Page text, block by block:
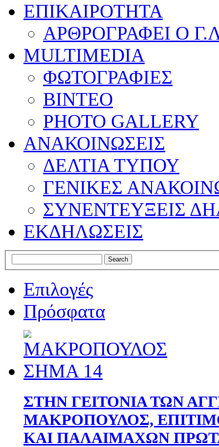
ΕΠΙΚΑΙΡΟΤΗΤΑ
ΑΡΘΡΟΓΡΑΦΕΙ Ο
MULTIMEDIA
ΦΩΤΟΓΡΑΦΙΕΣ
ΒΙΝΤΕΟ
PHOTO GALLERY
ΑΝΑΚΟΙΝΩΣΕΙΣ
ΔΕΛΤΙΑ ΤΥΠΟΥ
ΓΕΝΙΚΕΣ
ΣΥΝΕΝΤΕΥΞΕΙΣ
ΕΚΔΗΛΩΣΕΙΣ
Επιλογές
Πρόσφατα
ΣΤΗΝ ΓΕΙΤΟΝΙΑ ΤΩΝ
ΜΑΚΡΟΠΟΥΛΟΣ,
ΚΑΙ ΠΑΛΑΙΜΑΧΩΝ